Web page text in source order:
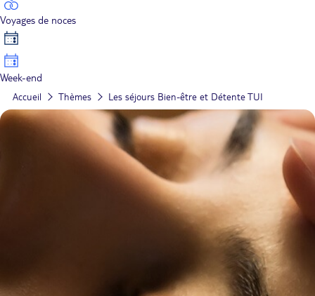
Voyages de noces
Week-end
Accueil Thèmes Les séjours Bien-être et Détente TUI